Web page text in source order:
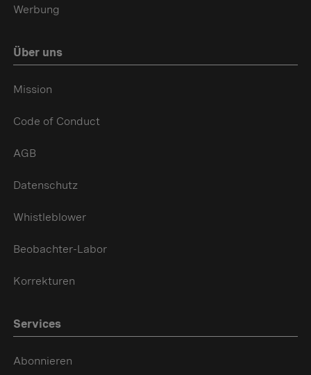
Werbung
Über uns
Mission
Code of Conduct
AGB
Datenschutz
Whistleblower
Beobachter-Labor
Korrekturen
Services
Abonnieren